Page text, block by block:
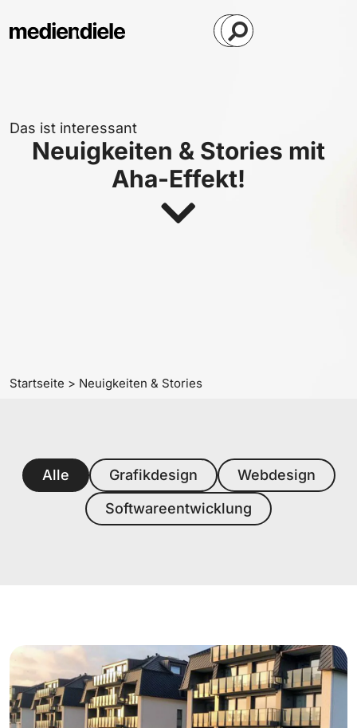
Das ist interessant
Neuigkeiten & Stories mit
Aha-Effekt!
Startseite > Neuigkeiten & Stories
Alle Grafikdesign
Webdesign
Softwareentwicklung